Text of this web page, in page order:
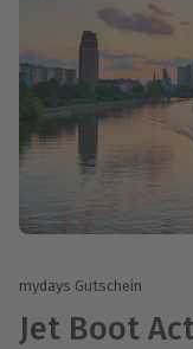
mydays Gutschein
Jet Boot